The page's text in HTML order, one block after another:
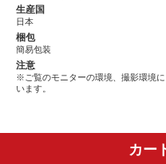
生産国
日本
梱包
簡易包装
注意
※ご覧のモニターの環境、撮影環境
います。
カー